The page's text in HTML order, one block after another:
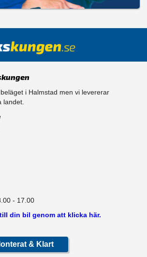
i Halmstad men vi levererar
landet.
- 17.00
din bil genom att klicka här.
& Klart